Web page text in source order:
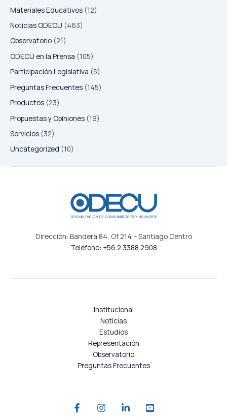
Materiales Educativos (12)
Noticias ODECU (463)
Observatorio (21)
ODECU en la Prensa (105)
Participación Legislativa (5)
Preguntas Frecuentes (145)
Productos (23)
Propuestas y Opiniones (19)
Servicios (32)
Uncategorized (10)
Dirección: Bandera 84, Of 214 – Santiago Centro
Teléfono: +56 2 3388 2908
Institucional
Noticias
Estudios
Representación
Observatorio
Preguntas Frecuentes